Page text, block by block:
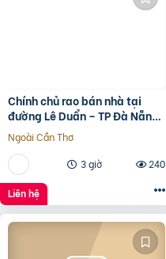
Chính chủ rao bán nhà tại
đường Lê Duẩn – TP Đà Nẵng;
DT đất 108,3 m2; giá 13,2 tỷ
Ngoài Cần Thơ
3 giờ
240
Liên hệ